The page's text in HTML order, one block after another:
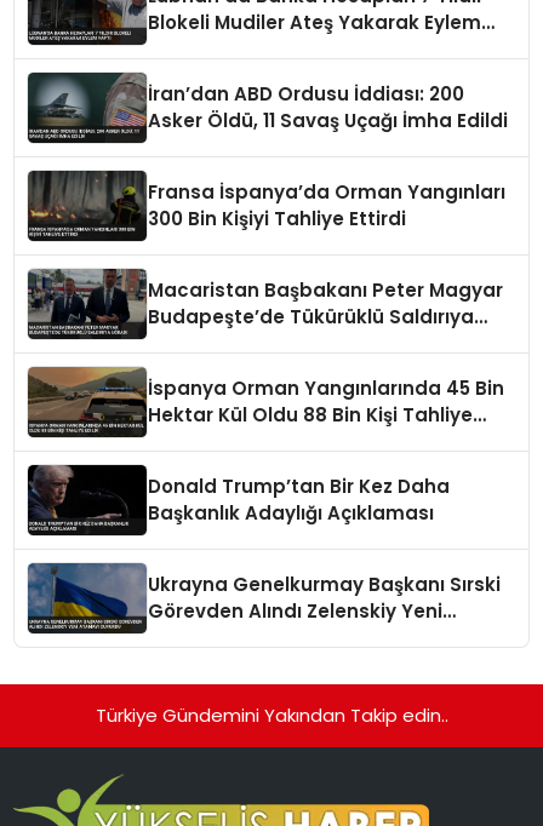
Blokeli Mudiler Ateş Yakarak Eylem
İran’dan ABD Ordusu İddiası: 200
Asker Öldü, 11 Savaş Uçağı İmha Edildi
Fransa İspanya’da Orman Yangınları
300 Bin Kişiyi Tahliye Ettirdi
Macaristan Başbakanı Peter Magyar
Budapeşte’de Tükürüklü Saldırıya
İspanya Orman Yangınlarında 45 Bin
Hektar Kül Oldu 88 Bin Kişi Tahliye
Donald Trump’tan Bir Kez Daha
Başkanlık Adaylığı Açıklaması
Ukrayna Genelkurmay Başkanı Sırski
Görevden Alındı Zelenskiy Yeni
Türkiye Gündemini Yakından Takip edin..